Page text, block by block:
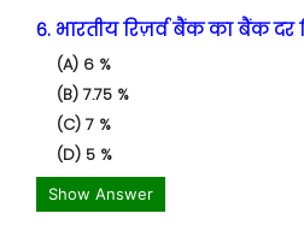
6. भारतीय रिज़र्व बैंक का बैंक दर
(A) 6 %
(B) 7.75 %
(C) 7 %
(D) 5 %
Show Answer